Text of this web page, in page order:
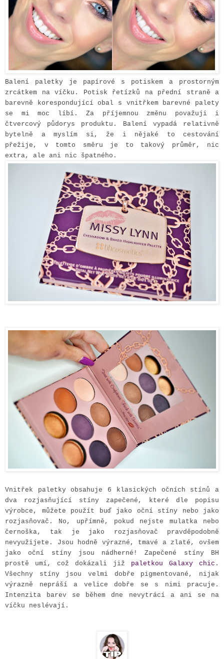
Balení paletky je papírové s potiskem a prostorným
zrcátkem na víčku. Potisk řetízků na přední straně a
barevně korespondující obal s vnitřkem barevné palety
se mi moc líbí. Za příjemnou změnu považuji i
čtvercový půdorys produktu. Balení vypadá relativně
bytelně a myslím si, že i nějaké to cestování
přežije, v tomto směru je to takový průměr, nic
extra, ale ani nic špatného.
Vnitřek paletky obsahuje 6 klasických očních stínů a
dva rozjasňující stíny zapečené, které dle popisu
výrobce, můžete použít buď jako oční stíny nebo jako
rozjasňovač. No, upřímně, pokud nejste mulatka nebo
černoška, tak je jako rozjasňovač pravděpodobně
nevyužijete. Jsou hodně výrazné, tmavé a zlaté, ovšem
jako oční stíny jsou nádherné! Zapečené stíny BH
prostě umí, což dokázali již paletkou Galaxy chic .
Všechny stíny jsou velmi dobře pigmentované, nijak
výrazně nepráší a velice dobře se s nimi pracuje.
Intenzita barev se během dne nevytrácí a ani se na
víčku neslévají.